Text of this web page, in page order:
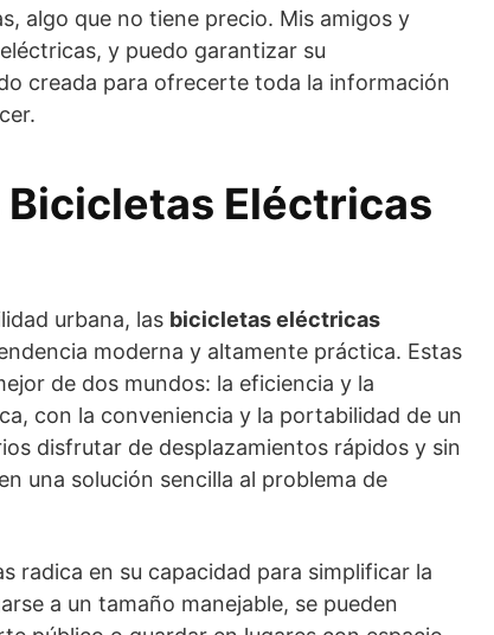
algo que no tiene precio. Mis amigos y
y puedo garantizar su
creada para ofrecerte toda la información
Eléctricas
urbana, las bicicletas eléctricas
moderna y altamente práctica. Estas
de dos mundos: la eficiencia y la
con la conveniencia y la portabilidad de un
disfrutar de desplazamientos rápidos y sin
una solución sencilla al problema de
radica en su capacidad para simplificar la
a un tamaño manejable, se pueden